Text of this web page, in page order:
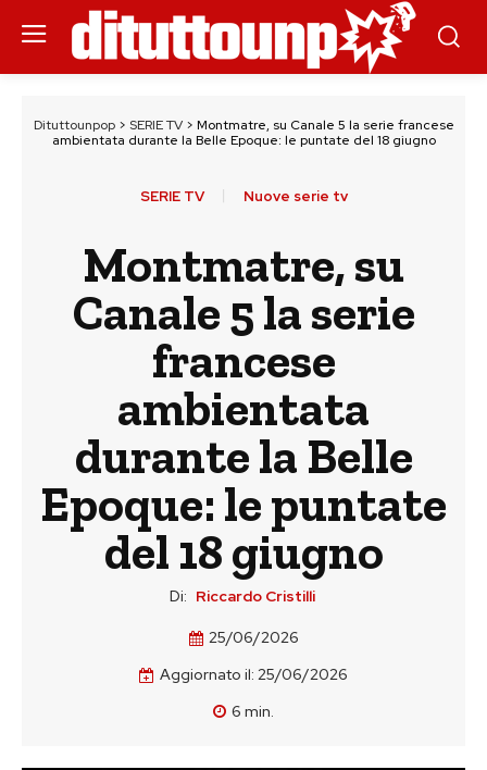
Dituttounpop> SERIE TV> Montmatre, su Canale 5 la serie francese
ambientata durante la Belle Epoque: le puntate del 18 giugno
SERIE TV Nuove serie tv
Montmatre, su
Canale 5 la serie
francese
ambientata
durante la Belle
Epoque: le puntate
del 18 giugno
Di: Riccardo Cristilli
25/06/2026
Aggiornato il: 25/06/2026
6 min.